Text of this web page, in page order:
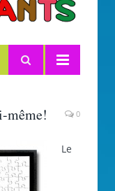
même! 0
Le